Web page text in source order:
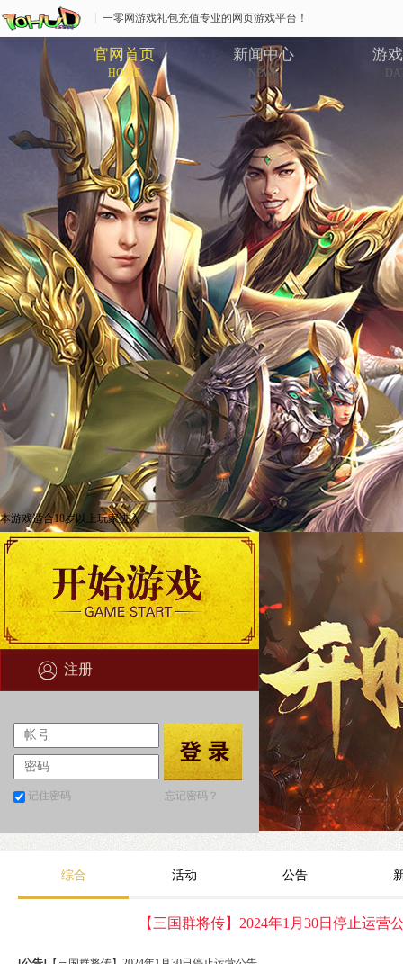
一零网游戏礼包充值专业的网页游戏平台！
本游戏适合18岁以上玩家进入
官网首页
HOME
新闻中心
NEWS
游
注册
记住密码 忘记密码？
综合 活动 公告
【三国群将传】2024年1月30日停止运营